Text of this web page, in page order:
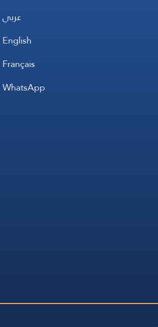
عربي
English
Français
WhatsApp